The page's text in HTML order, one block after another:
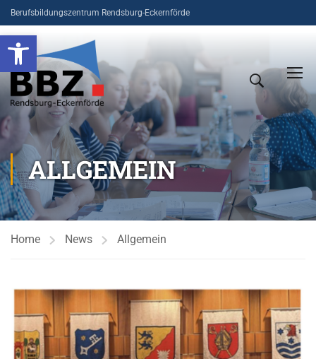
Open toolbar
Berufsbildungszentrum Rendsburg-Eckernförde
ALLGEMEIN
Home News Allgemein